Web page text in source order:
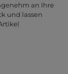
an Ihre
und lassen